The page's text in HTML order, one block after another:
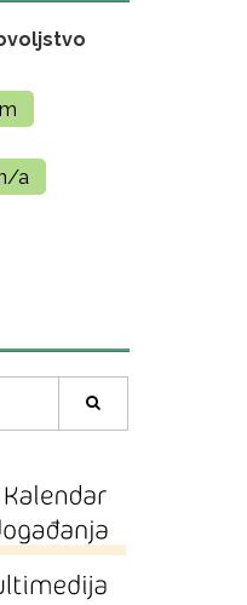
a